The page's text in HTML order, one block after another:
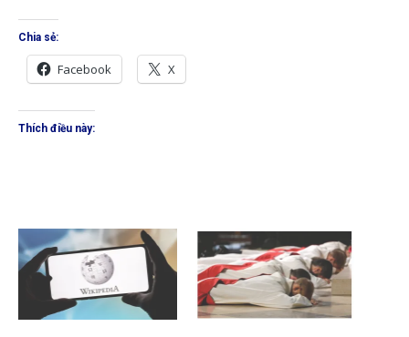
Chia sẻ:
Facebook X
Thích điều này: